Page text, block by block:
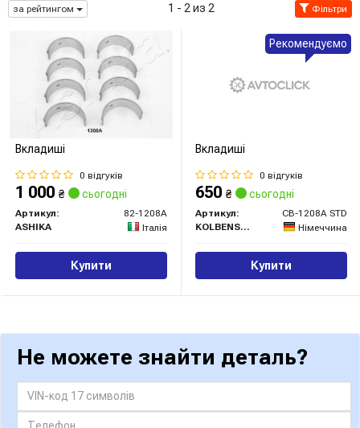
за рейтингом 1 - 2 из 2 Фільтри
Вкладиші
0 відгуків
1 000 ₴ сьогодні
Артикул:
82-1208A
ASHIKA
Італія
Купити
Вкладиші
0 відгуків
650 ₴ сьогодні
Артикул:
CB-1208A STD
KOLBENSCHMIDT
Німеччина
Купити
Рекомендуємо
Не можете знайти деталь?